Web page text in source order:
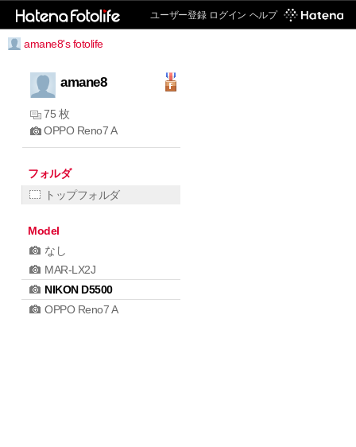
ユーザー登録 ログイン ヘルプ
amane8's fotolife
amane8
75 枚
OPPO Reno7 A
フォルダ
トップフォルダ
Model
なし
MAR-LX2J
NIKON D5500
OPPO Reno7 A